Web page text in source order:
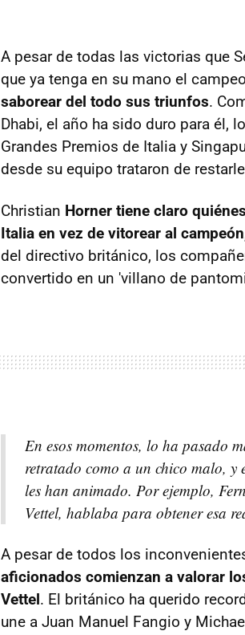
A pesar de todas las victorias que
que ya tenga en su mano el
saborear del todo sus triunfos.
Dhabi, el año ha sido duro para él,
Grandes Premios de Italia y
desde su equipo trataron de
Christian Horner tiene claro
Italia en vez de vitorear al
del directivo británico, los
convertido en un 'villano de
En esos momentos, lo ha pasado
retratado como a un chico malo, y
les han animado. Por ejemplo,
Vettel, hablaba para obtener esa
A pesar de todos los
aficionados comienzan a valorar
Vettel. El británico ha querido
une a Juan Manuel Fangio y